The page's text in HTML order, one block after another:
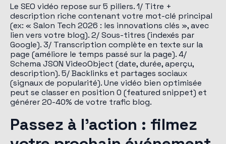
Le SEO vidéo repose sur 5 piliers. 1/ Titre +
description riche contenant votre mot-clé principal
(ex: « Salon Tech 2026 : les innovations clés », avec
lien vers votre blog). 2/ Sous-titres (indexés par
Google). 3/ Transcription complète en texte sur la
page (améliore le temps passé sur la page). 4/
Schema JSON VideoObject (date, durée, aperçu,
description). 5/ Backlinks et partages sociaux
(signaux de popularité). Une vidéo bien optimisée
peut se classer en position 0 (featured snippet) et
générer 20-40% de votre trafic blog.
Passez à l'action : filmez